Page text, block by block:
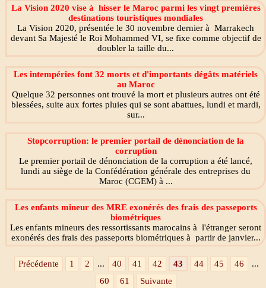
La Vision 2020 vise à hisser le Maroc parmi les vingt premières
destinations touristiques mondiales
La Vision 2020, présentée le 30 novembre dernier à Marrakech
devant Sa Majesté le Roi Mohammed VI, se fixe comme objectif de
doubler la taille du...
Les intempéries font 32 morts et d'importants dégâts matériels
au Maroc
Quelque 32 personnes ont trouvé la mort et plusieurs autres ont été
blessées, suite aux fortes pluies qui se sont abattues, lundi et mardi,
sur...
Stopcorruption: le premier portail de dénonciation de la
corruption
Le premier portail de dénonciation de la corruption a été lancé,
lundi au siège de la Confédération générale des entreprises du
Maroc (CGEM) à ...
Les enfants mineur des MRE exonérés des frais des passeports
biométriques
Les enfants mineurs des ressortissants marocains à l'étranger seront
exonérés des frais des passeports biométriques à partir de janvier...
Précédente 1 2 ... 40 41 42 43 44 45 46
...
60
61 Suivante